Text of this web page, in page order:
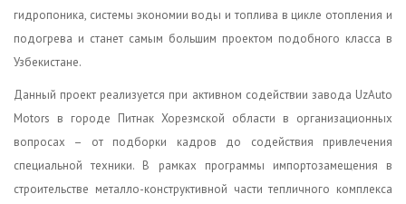
гидропоника, системы экономии воды и топлива в цикле отопления и
подогрева и станет самым большим проектом подобного класса в
Узбекистане.
Данный проект реализуется при активном содействии завода UzAuto
Motors в городе Питнак Хорезмской области в организационных
вопросах – от подборки кадров до содействия привлечения
специальной техники. В рамках программы импортозамещения в
строительстве металло-конструктивной части тепличного комплекса